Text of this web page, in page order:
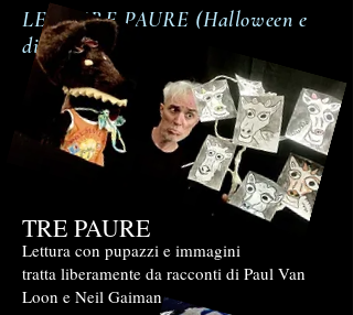
LEGGERE PAURE (Halloween e
dintorni)
TRE PAURE
Lettura con pupazzi e immagini
tratta liberamente da racconti di Paul Van
Loon e Neil Gaiman